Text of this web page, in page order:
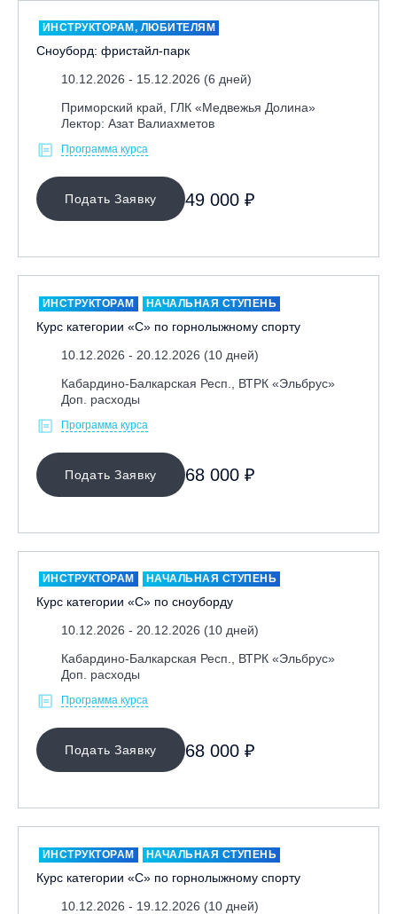
ИНСТРУКТОРАМ, ЛЮБИТЕЛЯМ
Сноуборд: фристайл-парк
10.12.2026 - 15.12.2026 (6 дней)
Приморский край, ГЛК «Медвежья Долина»
Лектор: Азат Валиахметов
Программа курса
Подать Заявку 49 000 ₽
ИНСТРУКТОРАМ НАЧАЛЬНАЯ СТУПЕНЬ
Курс категории «С» по горнолыжному спорту
10.12.2026 - 20.12.2026 (10 дней)
Кабардино-Балкарская Респ., ВТРК «Эльбрус»
Доп. расходы
Программа курса
Подать Заявку 68 000 ₽
ИНСТРУКТОРАМ НАЧАЛЬНАЯ СТУПЕНЬ
Курс категории «С» по сноуборду
10.12.2026 - 20.12.2026 (10 дней)
Кабардино-Балкарская Респ., ВТРК «Эльбрус»
Доп. расходы
Программа курса
Подать Заявку 68 000 ₽
ИНСТРУКТОРАМ НАЧАЛЬНАЯ СТУПЕНЬ
Курс категории «С» по горнолыжному спорту
10.12.2026 - 19.12.2026 (10 дней)